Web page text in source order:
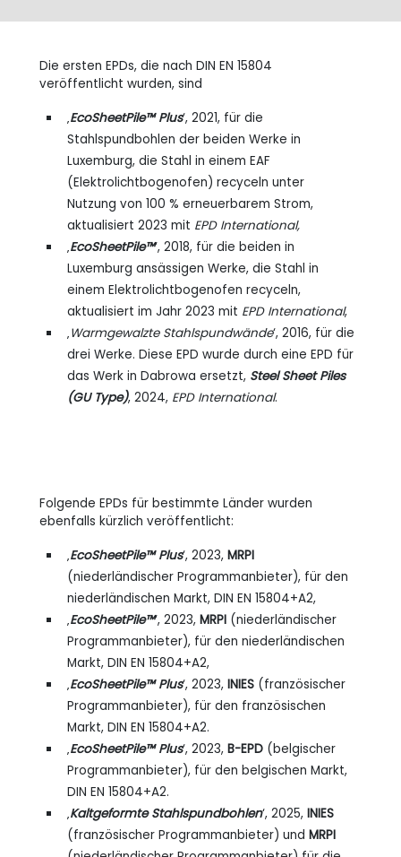
Die ersten EPDs, die nach DIN EN 15804
veröffentlicht wurden, sind
‚EcoSheetPile™ Plus‘, 2021, für die
Stahlspundbohlen der beiden Werke in
Luxemburg, die Stahl in einem EAF
(Elektrolichtbogenofen) recyceln unter
Nutzung von 100 % erneuerbarem Strom,
aktualisiert 2023 mit EPD International,
‚EcoSheetPile™‘, 2018, für die beiden in
Luxemburg ansässigen Werke, die Stahl in
einem Elektrolichtbogenofen recyceln,
aktualisiert im Jahr 2023 mit EPD International,
‚Warmgewalzte Stahlspundwände‘, 2016, für die
drei Werke. Diese EPD wurde durch eine EPD für
das Werk in Dabrowa ersetzt, Steel Sheet Piles
(GU Type), 2024, EPD International.
Folgende EPDs für bestimmte Länder wurden
ebenfalls kürzlich veröffentlicht:
‚EcoSheetPile™ Plus‘, 2023, MRPI
(niederländischer Programmanbieter), für den
niederländischen Markt, DIN EN 15804+A2,
‚EcoSheetPile™‘, 2023, MRPI(niederländischer
Programmanbieter), für den niederländischen
Markt, DIN EN 15804+A2,
‚EcoSheetPile™ Plus‘, 2023, INIES(französischer
Programmanbieter), für den französischen
Markt, DIN EN 15804+A2.
‚EcoSheetPile™ Plus‘, 2023, B-EPD (belgischer
Programmanbieter), für den belgischen Markt,
DIN EN 15804+A2.
‚Kaltgeformte Stahlspundbohlen‘, 2025, INIES
(französischer Programmanbieter) und MRPI